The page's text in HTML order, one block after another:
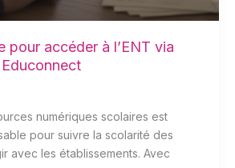
pour accéder à l’ENT via
numériques scolaires est
pour suivre la scolarité des
avec les établissements. Avec